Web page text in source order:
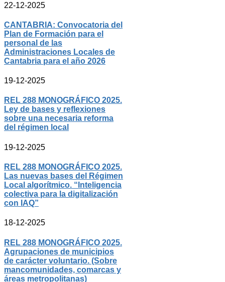
22-12-2025
CANTABRIA: Convocatoria del
Plan de Formación para el
personal de las
Administraciones Locales de
Cantabria para el año 2026
19-12-2025
REL 288 MONOGRÁFICO 2025.
Ley de bases y reflexiones
sobre una necesaria reforma
del régimen local
19-12-2025
REL 288 MONOGRÁFICO 2025.
Las nuevas bases del Régimen
Local algorítmico. “Inteligencia
colectiva para la digitalización
con IAQ”
18-12-2025
REL 288 MONOGRÁFICO 2025.
Agrupaciones de municipios
de carácter voluntario. (Sobre
mancomunidades, comarcas y
áreas metropolitanas)